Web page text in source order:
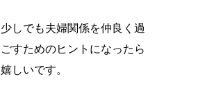
少しでも夫婦関係を仲良く過
ごすためのヒントになったら
嬉しいです。